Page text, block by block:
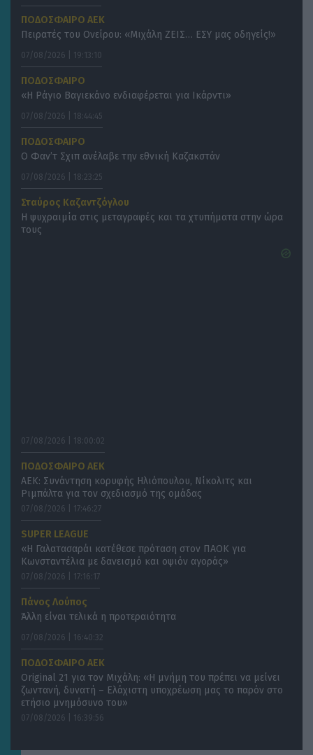
ΠΟΔΟΣΦΑΙΡΟ ΑΕΚ
Πειρατές του Ονείρου: «Μιχάλη ΖΕΙΣ… ΕΣΥ μας οδηγείς!»
07/08/2026 | 19:13:10
ΠΟΔΟΣΦΑΙΡΟ
«Η Ράγιο Βαγιεκάνο ενδιαφέρεται για Ικάρντι»
07/08/2026 | 18:44:45
ΠΟΔΟΣΦΑΙΡΟ
Ο Φαν’τ Σχιπ ανέλαβε την εθνική Καζακστάν
07/08/2026 | 18:23:25
Σταύρος Καζαντζόγλου
Η ψυχραιμία στις μεταγραφές και τα χτυπήματα στην ώρα
τους
07/08/2026 | 18:00:02
ΠΟΔΟΣΦΑΙΡΟ ΑΕΚ
ΑΕΚ: Συνάντηση κορυφής Ηλιόπουλου, Νίκολιτς και
Ριμπάλτα για τον σχεδιασμό της ομάδας
07/08/2026 | 17:46:27
SUPER LEAGUE
«Η Γαλατασαράι κατέθεσε πρόταση στον ΠΑΟΚ για
Κωνσταντέλια με δανεισμό και οψιόν αγοράς»
07/08/2026 | 17:16:17
Πάνος Λούπος
Άλλη είναι τελικά η προτεραιότητα
07/08/2026 | 16:40:32
ΠΟΔΟΣΦΑΙΡΟ ΑΕΚ
Original 21 για τον Μιχάλη: «Η μνήμη του πρέπει να μείνει
ζωντανή, δυνατή – Ελάχιστη υποχρέωση μας το παρόν στο
ετήσιο μνημόσυνο του»
07/08/2026 | 16:39:56